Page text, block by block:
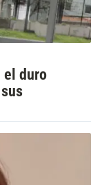
el duro